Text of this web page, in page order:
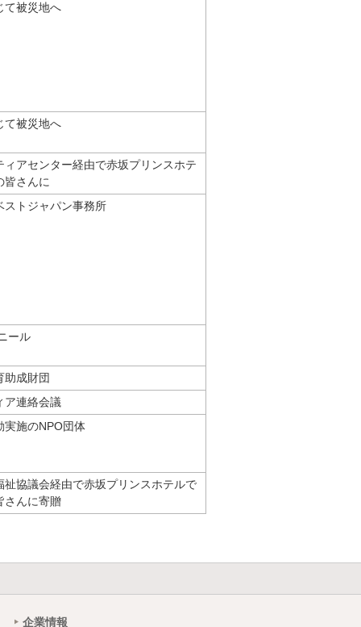
て被災地へ
て被災地へ
ィアセンター経由で赤坂プリンスホテ
皆さんに
ストジャパン事務所
ール
助成財団
ア連絡会議
実施のNPO団体
祉協議会経由で赤坂プリンスホテルで
さんに寄贈
企業情報